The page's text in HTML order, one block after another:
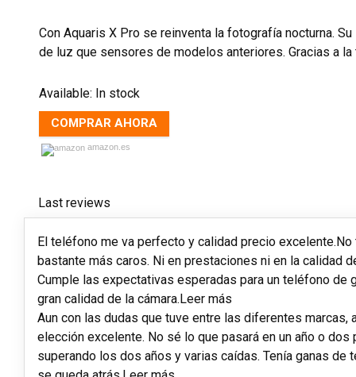
Con Aquaris X Pro se reinventa la fotografía nocturna.
de luz que sensores de modelos anteriores. Gracias a
Available: In stock
COMPRAR AHORA
amazon.es
Last reviews
El teléfono me va perfecto y calidad precio
bastante más caros. Ni en prestaciones ni en la calidad
Cumple las expectativas esperadas para un teléfono de
gran calidad de la cámara.Leer más
Aun con las dudas que tuve entre las diferentes marcas,
elección excelente. No sé lo que pasará en un año o dos
superando los dos años y varias caídas. Tenía ganas de